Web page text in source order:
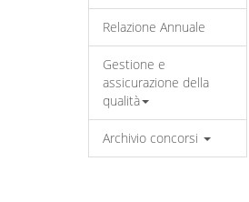
Relazione Annuale
Gestione e
assicurazione della
qualità
Archivio concorsi